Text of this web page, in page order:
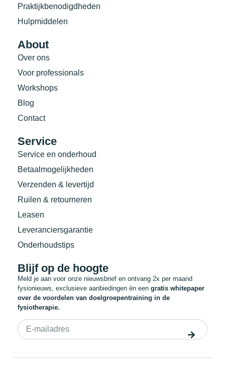
Praktijkbenodigdheden
Hulpmiddelen
About
Over ons
Voor professionals
Workshops
Blog
Contact
Service
Service en onderhoud
Betaalmogelijkheden
Verzenden & levertijd
Ruilen & retourneren
Leasen
Leveranciersgarantie
Onderhoudstips
Blijf op de hoogte
Meld je aan voor onze nieuwsbrief en ontvang 2x per maand
fysionieuws, exclusieve aanbiedingen én een gratis whitepaper
over de voordelen van doelgroepentraining in de
fysiotherapie.